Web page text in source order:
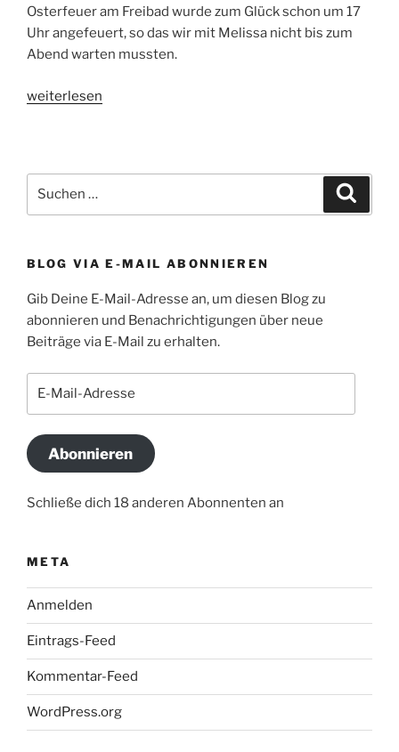
Osterfeuer am Freibad wurde zum Glück schon um 17
Uhr angefeuert, so das wir mit Melissa nicht bis zum
Abend warten mussten.
„Osterfeuer
weiterlesen
nach:
BLOG VIA E-MAIL ABONNIEREN
Gib Deine E-Mail-Adresse an, um diesen Blog zu
abonnieren und Benachrichtigungen über neue
Beiträge via E-Mail zu erhalten.
Abonnieren
Schließe dich 18 anderen Abonnenten an
META
Anmelden
Eintrags-Feed
Kommentar-Feed
WordPress.org